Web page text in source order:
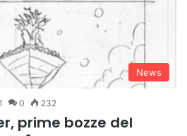
News
0 232
prime bozze del